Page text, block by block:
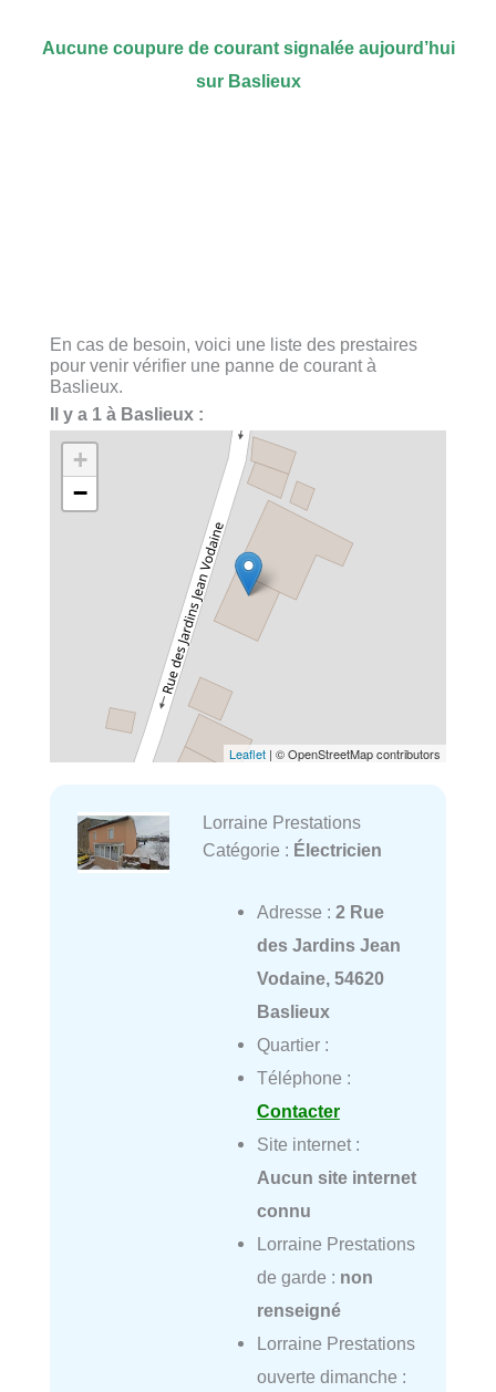
Aucune coupure de courant signalée aujourd’hui
sur Baslieux
En cas de besoin, voici une liste des prestaires
pour venir vérifier une panne de courant à
Baslieux.
Il y a 1 à Baslieux :
+
−
Leaflet | © OpenStreetMap contributors
Lorraine Prestations
Catégorie : Électricien
Adresse : 2 Rue
des Jardins Jean
Vodaine, 54620
Baslieux
Quartier :
Téléphone :
Contacter
Site internet :
Aucun site internet
connu
Lorraine Prestations
de garde : non
renseigné
Lorraine Prestations
ouverte dimanche :